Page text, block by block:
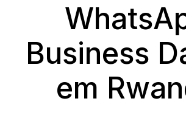
Business
em